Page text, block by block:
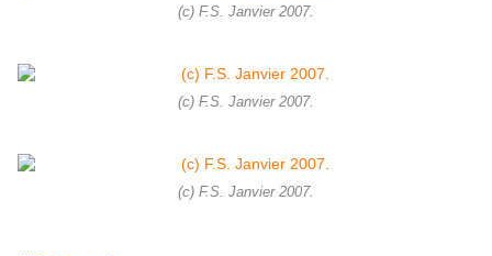
(c) F.S. Janvier 2007.
(c) F.S. Janvier 2007.
(c) F.S. Janvier 2007.